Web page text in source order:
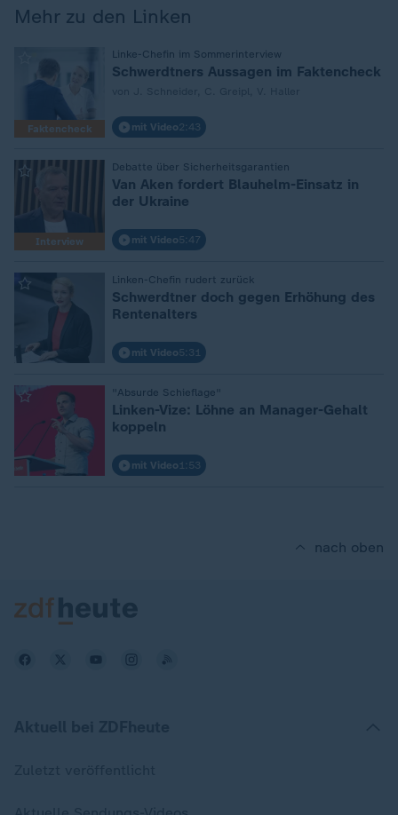
Mehr zu den Linken
Faktencheck
Linke-Chefin im Sommerinterview
Schwerdtners Aussagen im Faktencheck
mit Video2:43
Interview
Debatte über Sicherheitsgarantien
Van Aken fordert Blauhelm-Einsatz in
der Ukraine
mit Video5:47
Linken-Chefin rudert zurück
Schwerdtner doch gegen Erhöhung des
Rentenalters
mit Video5:31
"Absurde Schieflage"
:
Linken-Vize: Löhne an Manager-Gehalt
koppeln
mit Video 1:53
nach oben